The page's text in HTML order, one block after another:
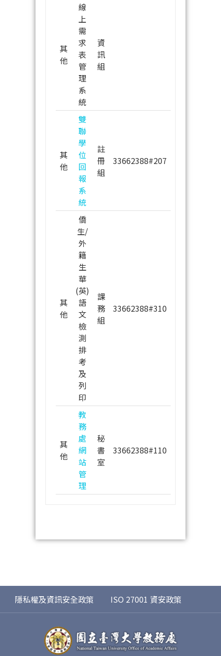
其
他
線
上
需
求
表
管
理
系
統
資
訊
組
其
他
雙
聯
學
位
回
報
系
統
註
冊
組
33662388#207
其
他
僑
生/
外
籍
生
華
(英)
語
文
檢
測
排
考
及
列
印
課
務
組
33662388#310
其
他
教
務
處
網
站
管
理
秘
書
室
33662388#110
隱私權及資訊安全政策 ISO 27001 資安政策